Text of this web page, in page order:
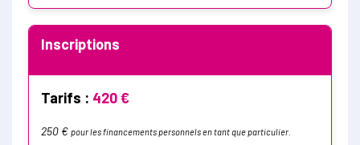
Inscriptions
Tarifs : 420 €
250 € pour les financements personnels en tant que particulier.